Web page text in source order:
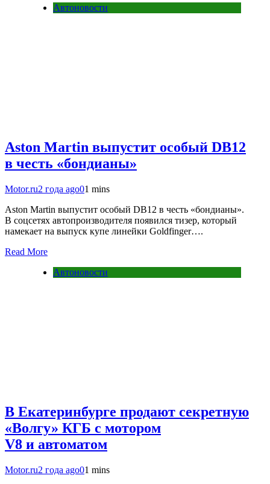
Автоновости
Aston Martin выпустит особый DB12
в честь «бондианы»
Motor.ru2 года ago01 mins
Aston Martin выпустит особый DB12 в честь «бондианы».
В соцсетях автопроизводителя появился тизер, который
намекает на выпуск купе линейки Goldfinger….
Read More
Автоновости
В Екатеринбурге продают секретную
«Волгу» КГБ с мотором
V8 и автоматом
Motor.ru2 года ago01 mins